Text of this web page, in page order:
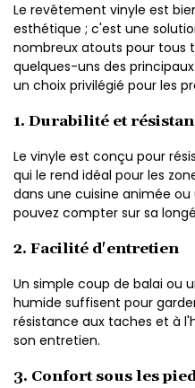
Le revêtement vinyle est
esthétique ; c'est une
nombreux atouts pour tous
quelques-uns des
un choix privilégié pour les
1. Durabilité et
Le vinyle est conçu pour
qui le rend idéal pour les
dans une cuisine animée
pouvez compter sur sa
2. Facilité d'entretien
Un simple coup de balai ou
humide suffisent pour
résistance aux taches et à
son entretien.
3. Confort sous les